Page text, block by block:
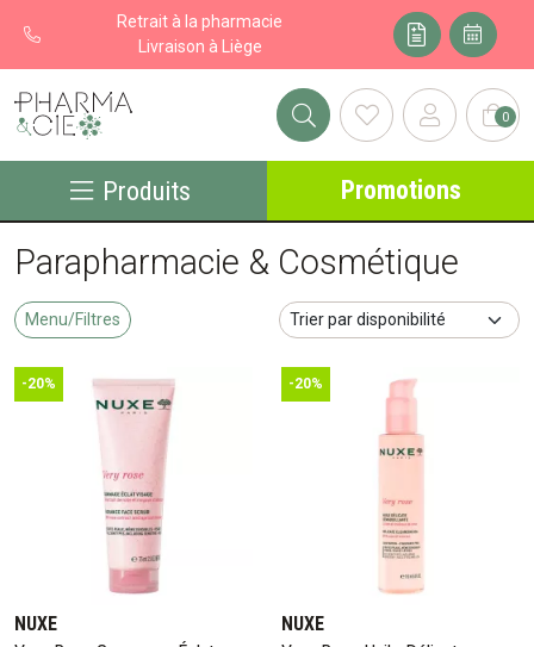
Retrait à la pharmacie
Livraison à Liège
Pharma&cie - Pharmacie des Franchises Votre export 0
Produits Promotions
Parapharmacie & Cosmétique
Menu/Filtres
-20%
NUXE
-20%
NUXE